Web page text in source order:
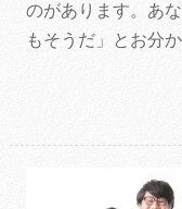
のがあります。あ
もそうだ」とお分